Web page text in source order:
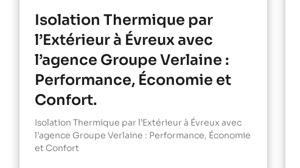
Isolation Thermique par
l’Extérieur à Évreux avec
l’agence Groupe Verlaine :
Performance, Économie et
Confort.
Isolation Thermique par l’Extérieur à Évreux avec
l’agence Groupe Verlaine : Performance, Économie
et Confort